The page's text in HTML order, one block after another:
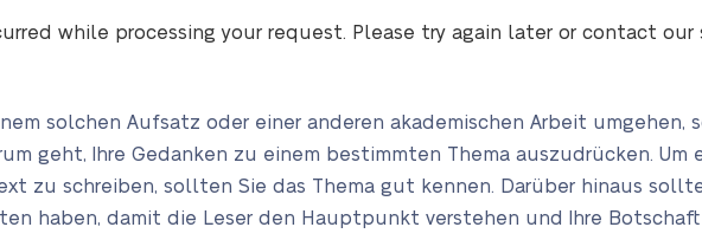
while processing your request. Please try again later or contact our
solchen Aufsatz oder einer anderen akademischen Arbeit umgehen,
geht, Ihre Gedanken zu einem bestimmten Thema auszudrücken.
zu schreiben, sollten Sie das Thema gut kennen. Darüber hinaus
haben, damit die Leser den Hauptpunkt verstehen und Ihre